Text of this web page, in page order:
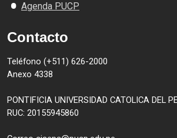
Agenda PUCP
Contacto
Teléfono (+511) 626-2000
Anexo 4338
PONTIFICIA UNIVERSIDAD CATOLICA DEL
RUC: 20155945860